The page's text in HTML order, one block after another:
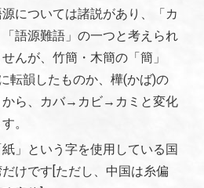
については諸説があり、「カ
語源難語」の一つと考えられ
んが、竹簡・木簡の「簡」
転韻したものか、樺(かば)の
から、カバ→カビ→カミと変化
。
」という字を使用している国
けです[ただし、中国は糸偏